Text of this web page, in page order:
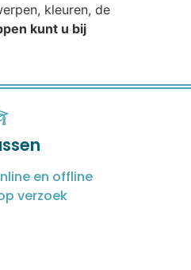
kleuren, de
kunt u bij
en offline
verzoek